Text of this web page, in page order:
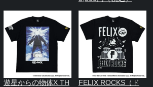
遊星からの物体X TH
FELIX ROCKS（ド